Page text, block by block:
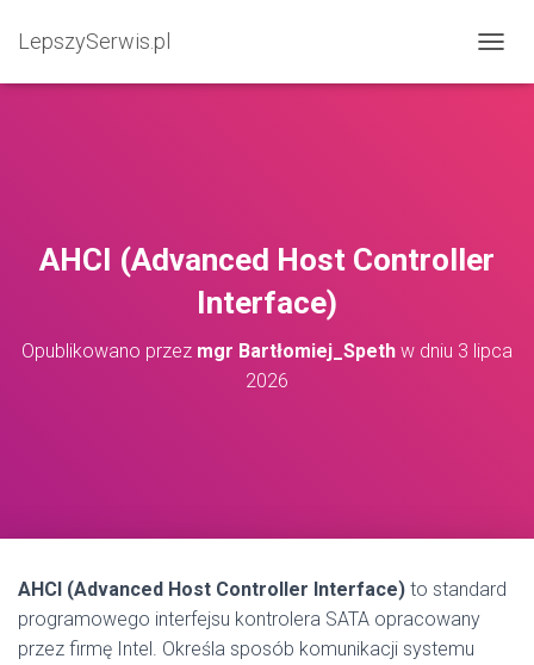
LepszySerwis.pl
AHCI (Advanced Host Controller
Interface)
Opublikowano przez mgr Bartłomiej_Speth w dniu 3 lipca
2026
AHCI (Advanced Host Controller Interface) to standard
programowego interfejsu kontrolera SATA opracowany
przez firmę Intel. Określa sposób komunikacji systemu